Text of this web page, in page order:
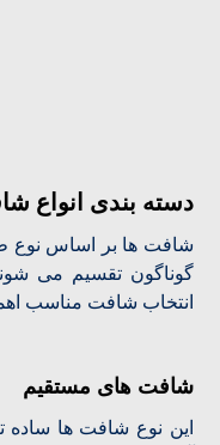
دسته بندی انواع
شافت ها بر اساس نوع
گوناگون تقسیم می
انتخاب شافت مناسب
شافت های مستقیم
این نوع شافت ها